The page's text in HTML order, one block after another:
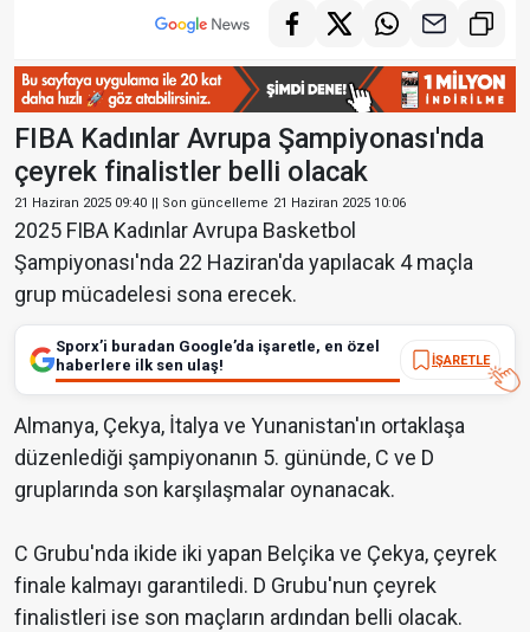
FIBA Kadınlar Avrupa Şampiyonası'nda
çeyrek finalistler belli olacak
21 Haziran 2025 09:40 || Son güncelleme 21 Haziran 2025 10:06
2025 FIBA Kadınlar Avrupa Basketbol
Şampiyonası'nda 22 Haziran'da yapılacak 4 maçla
grup mücadelesi sona erecek.
Sporx’i buradan Google’da işaretle, en özel
haberlere ilk sen ulaş!
İŞARETLE
Almanya, Çekya, İtalya ve Yunanistan'ın ortaklaşa
düzenlediği şampiyonanın 5. gününde, C ve D
gruplarında son karşılaşmalar oynanacak.
C Grubu'nda ikide iki yapan Belçika ve Çekya, çeyrek
finale kalmayı garantiledi. D Grubu'nun çeyrek
finalistleri ise son maçların ardından belli olacak.